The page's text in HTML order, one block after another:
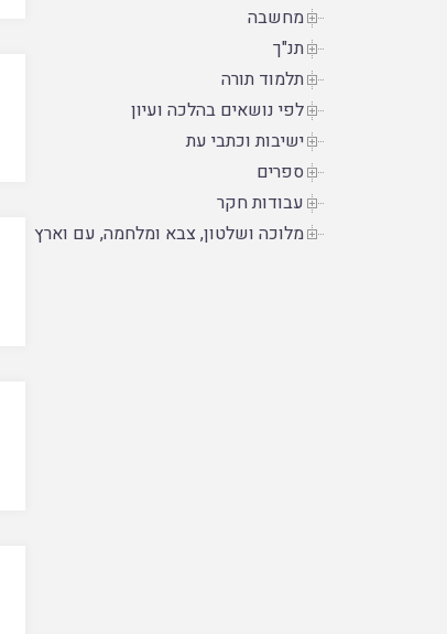
מחשבה
תנ"ך
תלמוד תורה
לפי נושאים בהלכה ועיון
ישיבות וכתבי עת
ספרים
עבודות חקר
מלוכה ושלטון, צבא ומלחמה, עם וארץ